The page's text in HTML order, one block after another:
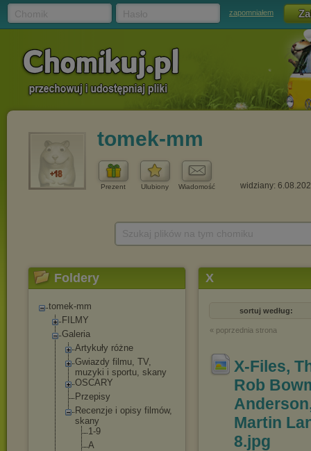
zapomniałem
tomek-mm
Prezent Ulubiony Wiadomość widziany:
Foldery
tomek-mm
FILMY
Galeria
Artykuły różne
Gwiazdy filmu, TV,
muzyki i sportu, skany
OSCARY
Przepisy
Recenzje i opisy filmów,
skany
1-9
A
X
sortuj według:
« poprzednia strona
X-Files,
Rob
Martin
8.jpg